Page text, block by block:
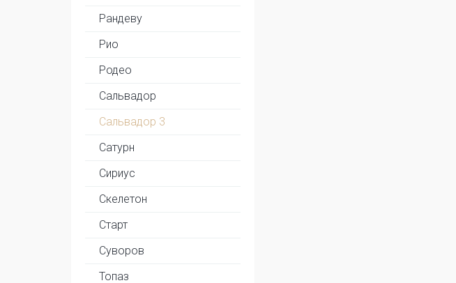
Рандеву
Рио
Родео
Сальвадор
Сальвадор 3
Сатурн
Сириус
Скелетон
Старт
Суворов
Топаз